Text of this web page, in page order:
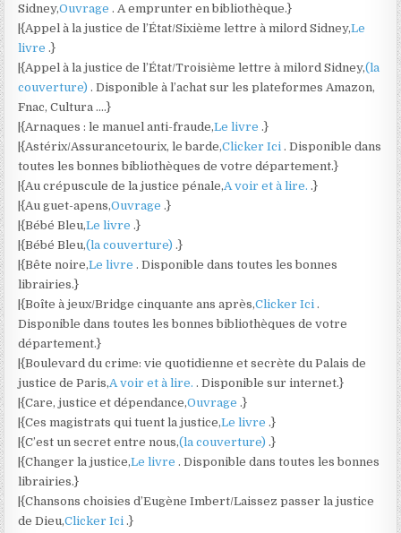
Sidney,Ouvrage. A emprunter en bibliothèque.}
|{Appel à la justice de l’État/Sixième lettre à milord Sidney,Le
livre.}
|{Appel à la justice de l’État/Troisième lettre à milord Sidney,(la
couverture). Disponible à l’achat sur les plateformes Amazon,
Fnac, Cultura ….}
|{Arnaques : le manuel anti-fraude,Le livre.}
|{Astérix/Assurancetourix, le barde,Clicker Ici. Disponible dans
toutes les bonnes bibliothèques de votre département.}
|{Au crépuscule de la justice pénale,A voir et à lire..}
|{Au guet-apens,Ouvrage.}
|{Bébé Bleu,Le livre.}
|{Bébé Bleu,(la couverture).}
|{Bête noire,Le livre. Disponible dans toutes les bonnes
librairies.}
|{Boîte à jeux/Bridge cinquante ans après,Clicker Ici.
Disponible dans toutes les bonnes bibliothèques de votre
département.}
|{Boulevard du crime: vie quotidienne et secrète du Palais de
justice de Paris,A voir et à lire.. Disponible sur internet.}
|{Care, justice et dépendance,Ouvrage.}
|{Ces magistrats qui tuent la justice,Le livre.}
|{C’est un secret entre nous,(la couverture).}
|{Changer la justice,Le livre. Disponible dans toutes les bonnes
librairies.}
|{Chansons choisies d’Eugène Imbert/Laissez passer la justice
de Dieu,Clicker Ici.}